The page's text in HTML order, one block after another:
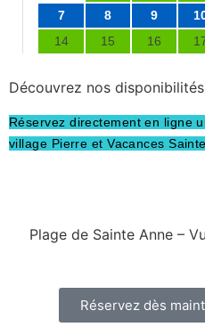
Découvrez nos
Réservez directement en ligne
village Pierre et Vacances
Plage de Sainte Anne –
Réservez dès